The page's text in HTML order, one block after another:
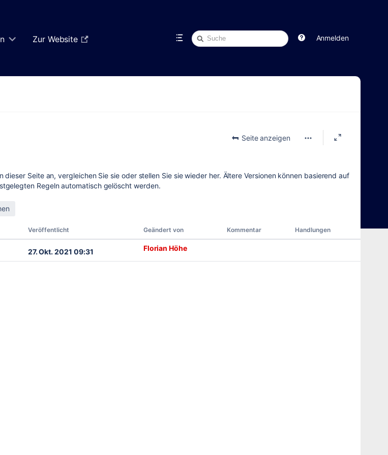
Zur Website Anmelden
Schnellsuche
Seite anzeigen
dieser Seite an, vergleichen Sie sie oder stellen Sie sie wieder her. Ältere Versionen können basierend auf
Regeln automatisch gelöscht werden.
Veröffentlicht Geändert von Kommentar Handlungen
27. Okt. 2021 09:31 Florian Höhe